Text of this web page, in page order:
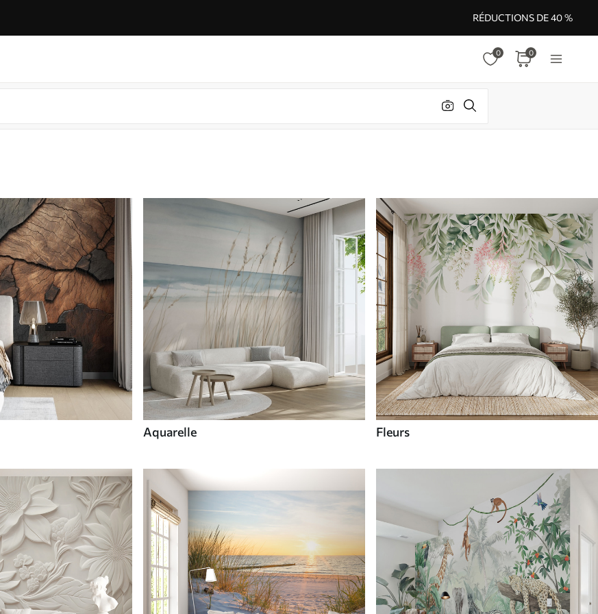
RÉDUCTIONS DE 40 %
0 0
Aquarelle Fleurs